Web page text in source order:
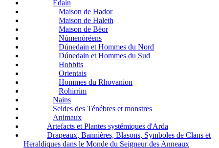
Edain
Maison de Hador
Maison de Haleth
Maison de Bëor
Númenóréens
Dúnedain et Hommes du Nord
Dúnedain et Hommes du Sud
Hobbits
Orientais
Hommes du Rhovanion
Rohirrim
Nains
Seides des Ténébres et monstres
Animaux
Artefacts et Plantes systémiques d'Arda
Drapeaux, Bannières, Blasons, Symboles de Clans et
Heraldiques dans le Monde du Seigneur des Anneaux